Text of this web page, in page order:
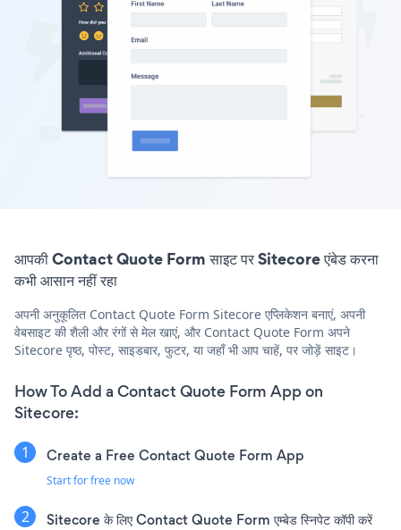
आपकी Contact Quote Form साइट पर Sitecore एंबेड करना
कभी आसान नहीं रहा
अपनी अनुकूलित Contact Quote Form Sitecore एप्लिकेशन बनाएं, अपनी
वेबसाइट की शैली और रंगों से मेल खाएं, और Contact Quote Form अपने
Sitecore पृष्ठ, पोस्ट, साइडबार, फुटर, या जहाँ भी आप चाहें, पर जोड़ें साइट।
How To Add a Contact Quote Form App on
Sitecore:
Create a Free Contact Quote Form App
Start for free now
Sitecore के लिए Contact Quote Form एम्बेड स्निपेट कॉपी करें